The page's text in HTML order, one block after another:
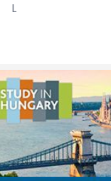
L